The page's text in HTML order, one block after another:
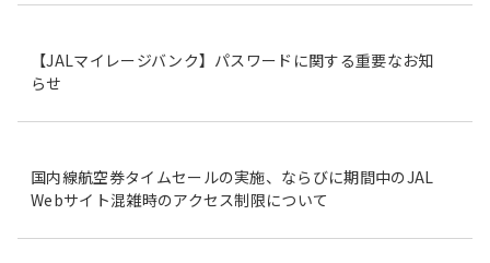
【JALマイレージバンク】パスワードに関する重要なお知
らせ
国内線航空券タイムセールの実施、ならびに期間中のJAL
Webサイト混雑時のアクセス制限について